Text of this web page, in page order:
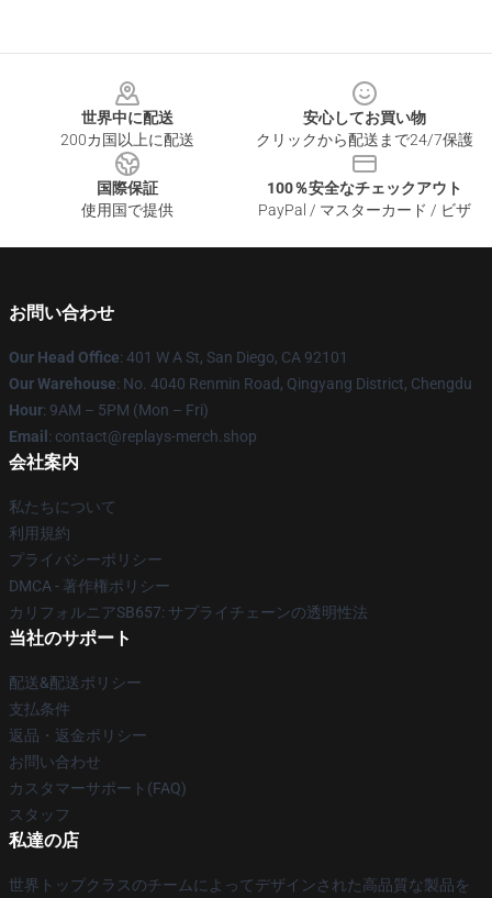
世界中に配送
200カ国以上に配送
安心してお買い物
クリックから配送まで24/7保護
国際保証
使用国で提供
100％安全なチェックアウト
PayPal / マスターカード / ビザ
お問い合わせ
Our Head Office: 401 W A St, San Diego, CA 92101
Our Warehouse: No. 4040 Renmin Road, Qingyang District, Chengdu
Hour: 9AM – 5PM (Mon – Fri)
Email : contact@replays-merch.shop
会社案内
私たちについて
利用規約
プライバシーポリシー
DMCA - 著作権ポリシー
カリフォルニアSB657: サプライチェーンの透明性法
当社のサポート
配送&配送ポリシー
支払条件
返品・返金ポリシー
お問い合わせ
カスタマーサポート(FAQ)
スタッフ
私達の店
世界トップクラスのチームによってデザインされた高品質な製品を